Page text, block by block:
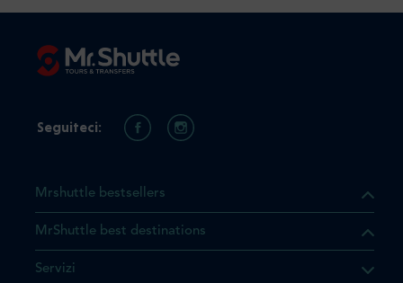
il prodotto che state
Mrshuttle bestsellers
MrShuttle best destinations
Servizi
Seguiteci: